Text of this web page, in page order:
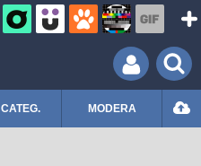
CATEG. MODERA